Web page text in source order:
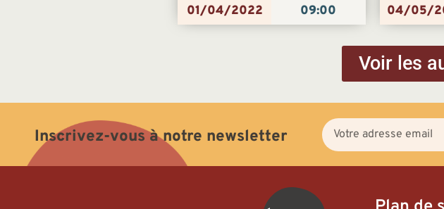
01/04/2022 09:00 04/05/
Voir les
Inscrivez-vous à notre newsletter